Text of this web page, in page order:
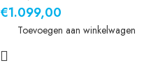
€1.099,00
Toevoegen aan winkelwagen